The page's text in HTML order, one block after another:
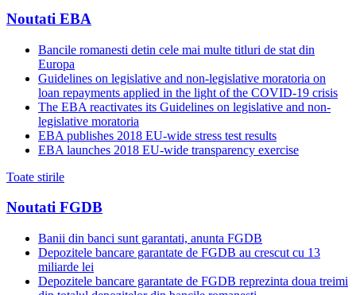
Noutati EBA
Bancile romanesti detin cele mai multe titluri de stat din
Europa
Guidelines on legislative and non-legislative moratoria on
loan repayments applied in the light of the COVID-19 crisis
The EBA reactivates its Guidelines on legislative and non-
legislative moratoria
EBA publishes 2018 EU-wide stress test results
EBA launches 2018 EU-wide transparency exercise
Toate stirile
Noutati FGDB
Banii din banci sunt garantati, anunta FGDB
Depozitele bancare garantate de FGDB au crescut cu 13
miliarde lei
Depozitele bancare garantate de FGDB reprezinta doua treimi